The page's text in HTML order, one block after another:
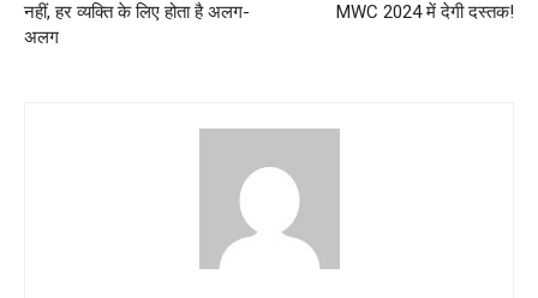
नहीं, हर व्‍यक्ति के लिए होता है अलग-
अलग
MWC 2024 में देगी दस्तक!